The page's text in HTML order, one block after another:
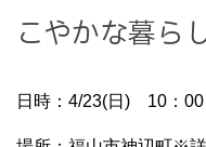
こやかな暮ら
日時：4/23(日) 10：00